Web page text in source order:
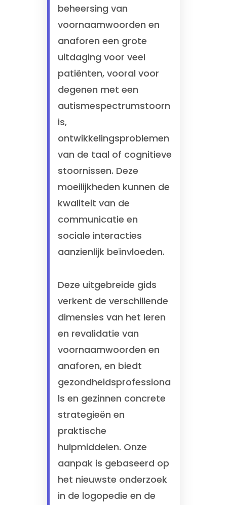
beheersing van
voornaamwoorden en
anaforen een grote
uitdaging voor veel
patiënten, vooral voor
degenen met een
autismespectrumstoorn
is,
ontwikkelingsproblemen
van de taal of cognitieve
stoornissen. Deze
moeilijkheden kunnen de
kwaliteit van de
communicatie en
sociale interacties
aanzienlijk beïnvloeden.
Deze uitgebreide gids
verkent de verschillende
dimensies van het leren
en revalidatie van
voornaamwoorden en
anaforen, en biedt
gezondheidsprofessiona
ls en gezinnen concrete
strategieën en
praktische
hulpmiddelen. Onze
aanpak is gebaseerd op
het nieuwste onderzoek
in de logopedie en de